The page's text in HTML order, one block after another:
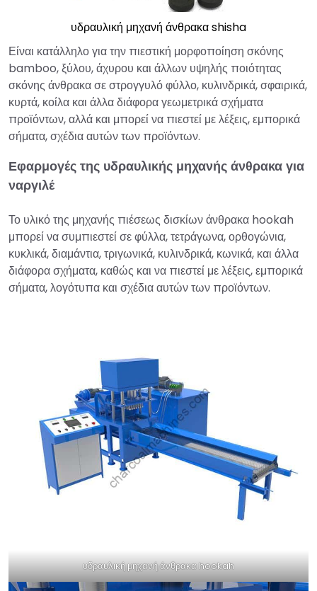
υδραυλική μηχανή άνθρακα shisha
Είναι κατάλληλο για την πιεστική μορφοποίηση σκόνης
bamboo, ξύλου, άχυρου και άλλων υψηλής ποιότητας
σκόνης άνθρακα σε στρογγυλό φύλλο, κυλινδρικά, σφαιρικά,
κυρτά, κοίλα και άλλα διάφορα γεωμετρικά σχήματα
προϊόντων, αλλά και μπορεί να πιεστεί με λέξεις, εμπορικά
σήματα, σχέδια αυτών των προϊόντων.
Εφαρμογές της υδραυλικής μηχανής άνθρακα για
ναργιλέ
Το υλικό της μηχανής πιέσεως δισκίων άνθρακα hookah
μπορεί να συμπιεστεί σε φύλλα, τετράγωνα, ορθογώνια,
κυκλικά, διαμάντια, τριγωνικά, κυλινδρικά, κωνικά, και άλλα
διάφορα σχήματα, καθώς και να πιεστεί με λέξεις, εμπορικά
σήματα, λογότυπα και σχέδια αυτών των προϊόντων.
υδραυλική μηχανή άνθρακα hookah